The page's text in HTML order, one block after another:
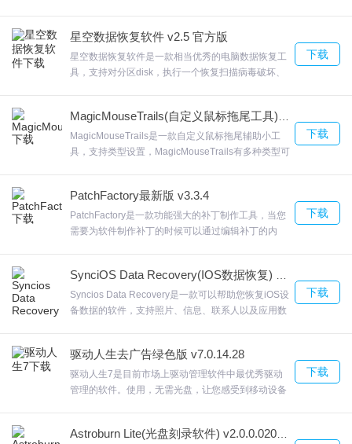
易用直观的界面方便用户上手。欢迎来合众软件园下
载体验。
星空数据恢复软件 v2.5 官方版
星空数据恢复软件是一款相当优秀的电脑数据恢复工
具，支持对分区disk，执行一个恢复扫描病毒破坏、
卡、移动硬盘、SD卡内存卡、手机卡等多种存储设
备。欢迎来合众软件园下载体验。
下载
MagicMouseTrails是一款自定义鼠标拖尾辅助小工
具，支持类型设置，MagicMouseTrails有多种类型可
数，支持对痕迹特效的速度设置，欢迎来合众软件园
下载体验。
下载
PatchFactory最新版 v3.3.4
PatchFactory是一款功能强大的补丁制作工具，当您
需要为软件制作补丁的时候可以通过编辑补丁的内
园下载体验。
下载
Syncios Data Recovery是一款可以帮助您恢复iOS设
备数据的软件，支持照片、信息、联系人以及应用数
复内容扫描，欢迎来合众软件园下载体验。
下载
驱动人生去广告绿色版 v7.0.14.28
驱动人生7是目前市场上驱动管理软件中最优秀驱动
管理的软件。使用，无需光盘，让您感受到移动设备
迎来合众软件园下载体验。
下载